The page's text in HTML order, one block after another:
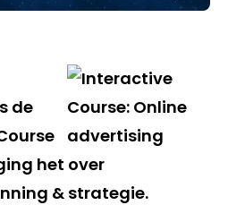
de
het over
& strategie.